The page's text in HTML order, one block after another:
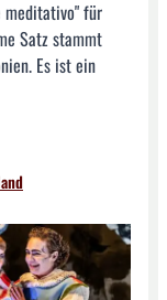
meditativo" für
Satz stammt
Es ist ein